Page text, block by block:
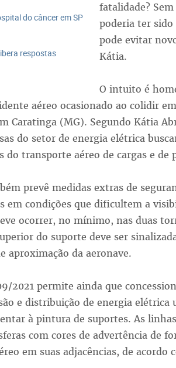
do câncer em SP
respostas
fatalidade?
poderia ter sido
pode evitar
Kátia.
O intuito é
aéreo ocasionado ao colidir
Caratinga (MG). Segundo Kátia
do setor de energia elétrica
do transporte aéreo de cargas e de
prevê medidas extras de
em condições que dificultem a
ocorrer, no mínimo, nas duas
do suporte deve ser
aproximação da aeronave.
2021 permite ainda que
e distribuição de energia elétrica
à pintura de suportes. As
com cores de advertência de
em suas adjacências, de acordo